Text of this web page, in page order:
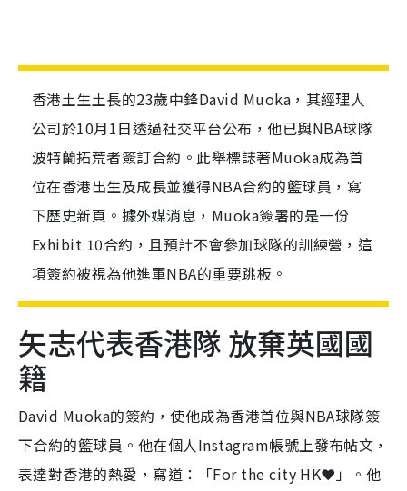
香港土生土長的23歲中鋒David Muoka，其經理人
公司於10月1日透過社交平台公布，他已與NBA球隊
波特蘭拓荒者簽訂合約。此舉標誌著Muoka成為首
位在香港出生及成長並獲得NBA合約的籃球員，寫
下歷史新頁。據外媒消息，Muoka簽署的是一份
Exhibit 10合約，且預計不會參加球隊的訓練營，這
項簽約被視為他進軍NBA的重要跳板。
矢志代表香港隊 放棄英國國
籍
David Muoka的簽約，使他成為香港首位與NBA球隊簽
下合約的籃球員。他在個人Instagram帳號上發布帖文，
表達對香港的熱愛，寫道：「For the city HK❤️」。他